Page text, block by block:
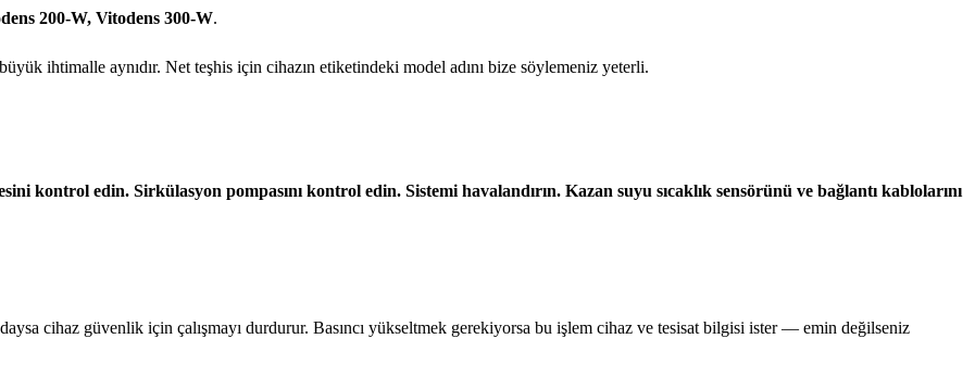
200-W, Vitodens 300-W.
ihtimalle aynıdır. Net teşhis için cihazın etiketindeki model adını bize söylemeniz yeterli.
kontrol edin. Sirkülasyon pompasını kontrol edin. Sistemi havalandırın. Kazan suyu sıcaklık sensörünü ve bağlantı kablolarını
cihaz güvenlik için çalışmayı durdurur. Basıncı yükseltmek gerekiyorsa bu işlem cihaz ve tesisat bilgisi ister — emin değilseniz